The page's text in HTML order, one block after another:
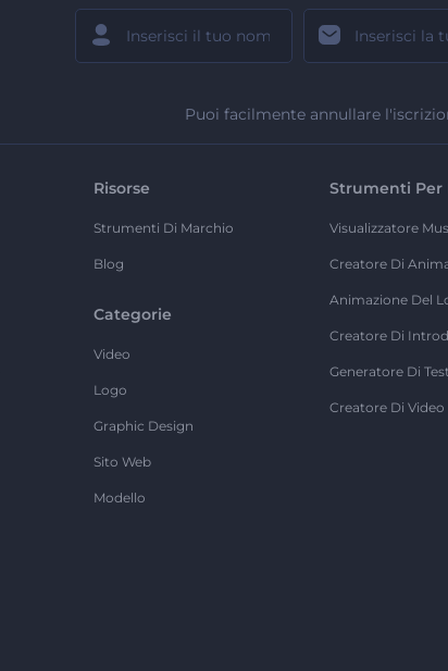
Puoi facilmente annullare
Risorse
Strumenti Di Marchio
Blog
Categorie
Video
Logo
Graphic Design
Sito Web
Modello
Strumenti Per
Visualizzatore
Creatore Di
Animazione Del
Creatore Di
Generatore Di
Creatore Di Video